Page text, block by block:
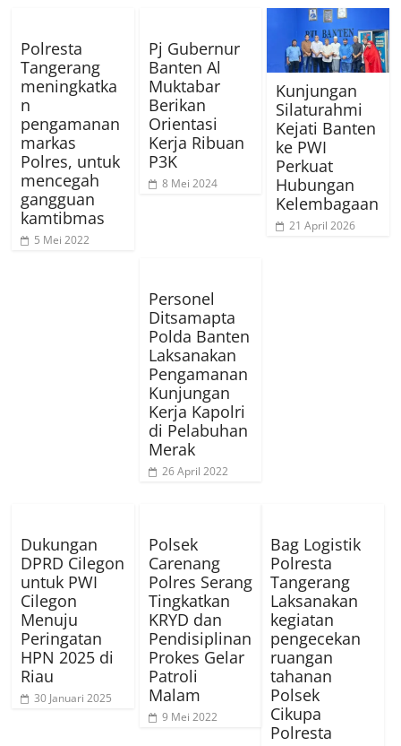
Polresta
Tangerang
meningkatka
n
pengamanan
markas
Polres, untuk
mencegah
gangguan
kamtibmas
5 Mei 2022
Pj Gubernur
Banten Al
Muktabar
Berikan
Orientasi
Kerja Ribuan
P3K
8 Mei 2024
Kunjungan
Silaturahmi
Kejati Banten
ke PWI
Perkuat
Hubungan
Kelembagaan
21 April 2026
Personel
Ditsamapta
Polda Banten
Laksanakan
Pengamanan
Kunjungan
Kerja Kapolri
di Pelabuhan
Merak
26 April 2022
Dukungan
DPRD Cilegon
untuk PWI
Cilegon
Menuju
Peringatan
HPN 2025 di
Riau
30 Januari 2025
Polsek
Carenang
Polres Serang
Tingkatkan
KRYD dan
Pendisiplinan
Prokes Gelar
Patroli
Malam
9 Mei 2022
Bag Logistik
Polresta
Tangerang
Laksanakan
kegiatan
pengecekan
ruangan
tahanan
Polsek
Cikupa
Polresta